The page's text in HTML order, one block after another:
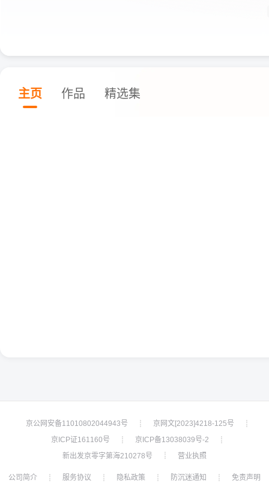
主页 作品 精选集
京公网安备11010802044943号 ┊ 京网文[2023]4218-125号
┊
京ICP证161160号
┊ 京ICP备13038039号-2
┊
新出发京零字第海210278号
┊ 营业执照
公司简介 ┊ 服务协议 ┊ 隐私政策 ┊ 防沉迷通知 ┊
免责声明